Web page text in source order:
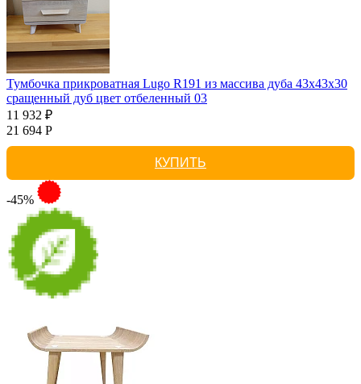
Тумбочка прикроватная Lugo R191 из массива дуба 43х43х30
сращенный дуб цвет отбеленный 03
11 932 ₽
21 694 Р
КУПИТЬ
-45%